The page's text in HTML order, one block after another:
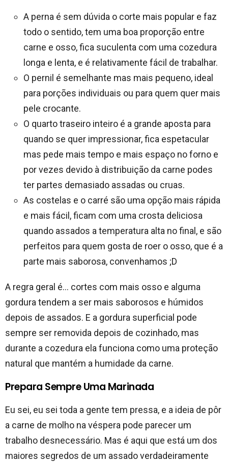
A perna é sem dúvida o corte mais popular e faz
todo o sentido, tem uma boa proporção entre
carne e osso, fica suculenta com uma cozedura
longa e lenta, e é relativamente fácil de trabalhar.
O pernil é semelhante mas mais pequeno, ideal
para porções individuais ou para quem quer mais
pele crocante.
O quarto traseiro inteiro é a grande aposta para
quando se quer impressionar, fica espetacular
mas pede mais tempo e mais espaço no forno e
por vezes devido à distribuição da carne podes
ter partes demasiado assadas ou cruas.
As costelas e o carré são uma opção mais rápida
e mais fácil, ficam com uma crosta deliciosa
quando assados a temperatura alta no final, e são
perfeitos para quem gosta de roer o osso, que é a
parte mais saborosa, convenhamos ;D
A regra geral é… cortes com mais osso e alguma
gordura tendem a ser mais saborosos e húmidos
depois de assados. E a gordura superficial pode
sempre ser removida depois de cozinhado, mas
durante a cozedura ela funciona como uma proteção
natural que mantém a humidade da carne.
Prepara Sempre Uma Marinada
Eu sei, eu sei toda a gente tem pressa, e a ideia de pôr
a carne de molho na véspera pode parecer um
trabalho desnecessário. Mas é aqui que está um dos
maiores segredos de um assado verdadeiramente